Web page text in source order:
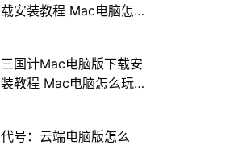
载安装教程 Mac电脑怎
三国计Mac电脑版下载安
装教程 Mac电脑怎么玩
代号：云端电脑版怎么